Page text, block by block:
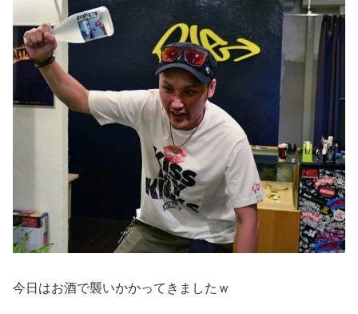
今日はお酒で襲いかかってきましたｗ